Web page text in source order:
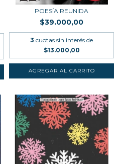
POESÍA REUNIDA
$39.000,00
3 cuotas sin interés de
$13.000,00